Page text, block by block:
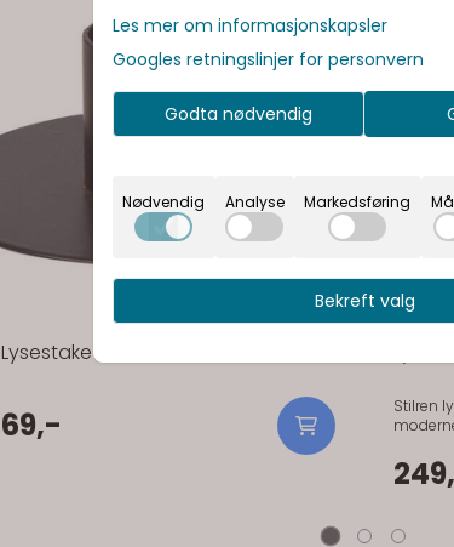
Lysestake Sort Metall m/håndtak
69,-
Stilren
På lager
Les mer om informasjonskapsler
Googles retningslinjer for personvern
Godta nødvendig
Nødvendig Analyse Markedsføring
Bekreft valg